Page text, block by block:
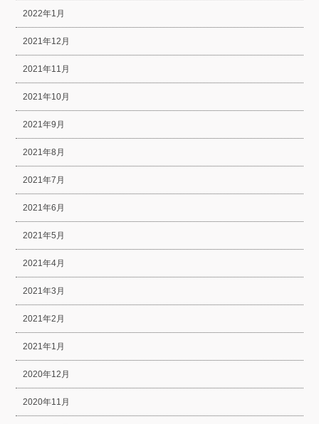
2022年1月
2021年12月
2021年11月
2021年10月
2021年9月
2021年8月
2021年7月
2021年6月
2021年5月
2021年4月
2021年3月
2021年2月
2021年1月
2020年12月
2020年11月